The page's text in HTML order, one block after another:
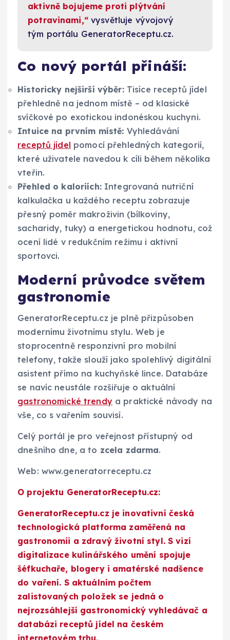
aktivně bojujeme proti plýtvání
potravinami,“vysvětluje vývojový
tým portálu GeneratorReceptu.cz.
Co nový portál přináší:
Historicky nejširší výběr:Tisíce receptů jídel
přehledně na jednom místě – od klasické
svíčkové po exotickou indonéskou kuchyni.
Intuice na prvním místě: Vyhledávání
receptů jídel pomocí přehledných kategorií,
které uživatele navedou k cíli během několika
vteřin.
Přehled o kaloriích:Integrovaná nutriční
kalkulačka u každého receptu zobrazuje
přesný poměr makroživin (bílkoviny,
sacharidy, tuky) a energetickou hodnotu, což
ocení lidé v redukčním režimu i aktivní
sportovci.
Moderní průvodce světem
gastronomie
GeneratorReceptu.cz je plně přizpůsoben
modernímu životnímu stylu. Web je
stoprocentně responzivní pro mobilní
telefony, takže slouží jako spolehlivý digitální
asistent přímo na kuchyňské lince. Databáze
se navíc neustále rozšiřuje o aktuální
gastronomické trendy a praktické návody na
vše, co s vařením souvisí.
Celý portál je pro veřejnost přístupný od
dnešního dne, a to zcela zdarma.
Web: www.generatorreceptu.cz
O projektu GeneratorReceptu.cz:
GeneratorReceptu.cz je inovativní česká
technologická platforma zaměřená na
gastronomii a zdravý životní styl. S vizí
digitalizace kulinářského umění spojuje
šéfkuchaře, blogery i amatérské nadšence
do vaření. S aktuálním počtem
zalistovaných položek se jedná o
nejrozsáhlejší gastronomický vyhledávač a
databázi receptů jídel na českém